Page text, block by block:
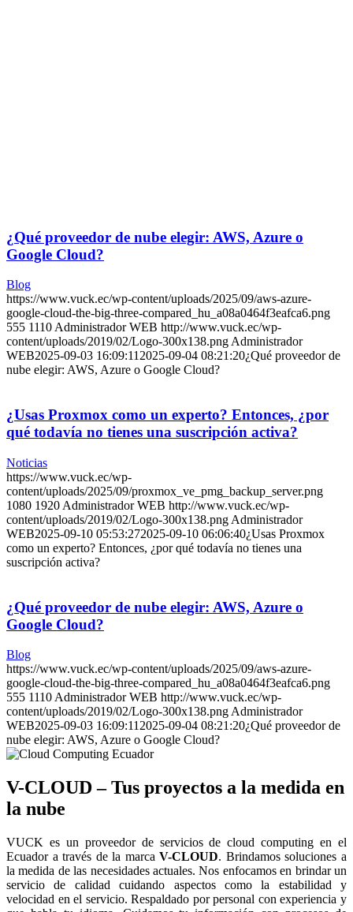
¿Qué proveedor de nube elegir: AWS, Azure o
Google Cloud?
Blog
https://www.vuck.ec/wp-content/uploads/2025/09/aws-azure-
google-cloud-the-big-three-compared_hu_a08a0464f3eafca6.png
555 1110Administrador WEB http://www.vuck.ec/wp-
content/uploads/2019/02/Logo-300x138.pngAdministrador
WEB2025-09-03 16:09:112025-09-04 08:21:20¿Qué proveedor de
nube elegir: AWS, Azure o Google Cloud?
¿Usas Proxmox como un experto? Entonces, ¿por
qué todavía no tienes una suscripción activa?
Noticias
https://www.vuck.ec/wp-
content/uploads/2025/09/proxmox_ve_pmg_backup_server.png
1080 1920 Administrador WEB http://www.vuck.ec/wp-
content/uploads/2019/02/Logo-300x138.png Administrador
WEB2025-09-10 05:53:272025-09-10 06:06:40¿Usas Proxmox
como un experto? Entonces, ¿por qué todavía no tienes una
suscripción activa?
¿Qué proveedor de nube elegir: AWS, Azure o
Google Cloud?
Blog
https://www.vuck.ec/wp-content/uploads/2025/09/aws-azure-
google-cloud-the-big-three-compared_hu_a08a0464f3eafca6.png
555 1110 Administrador WEB http://www.vuck.ec/wp-
content/uploads/2019/02/Logo-300x138.png Administrador
WEB2025-09-03 16:09:11 2025-09-04 08:21:20¿Qué proveedor de
nube elegir: AWS, Azure o Google Cloud?
V-CLOUD – Tus proyectos a la medida en
la nube
VUCK es un proveedor de servicios de cloud computing en el
Ecuador a través de la marcaV-CLOUD. Brindamos soluciones a
la medida de las necesidades actuales. Nos enfocamos en brindar un
servicio de calidad cuidando aspectos como la estabilidad y
velocidad en el servicio. Respaldado por personal con experiencia y